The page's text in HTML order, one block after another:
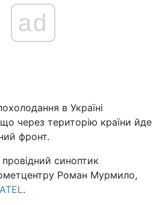
ad
в Україні
через територію країни йде
фронт.
синоптик
Роман Мурмило,
.